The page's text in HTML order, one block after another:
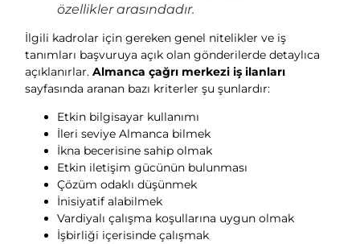
özellikler arasındadır.
İlgili kadrolar için gereken genel nitelikler ve iş
tanımları başvuruya açık olan gönderilerde detaylıca
açıklanırlar.Almanca çağrı merkezi iş ilanları
sayfasında aranan bazı kriterler şu şunlardır:
Etkin bilgisayar kullanımı
İleri seviye Almanca bilmek
İkna becerisine sahip olmak
Etkin iletişim gücünün bulunması
Çözüm odaklı düşünmek
İnisiyatif alabilmek
Vardiyalı çalışma koşullarına uygun olmak
İşbirliği içerisinde çalışmak